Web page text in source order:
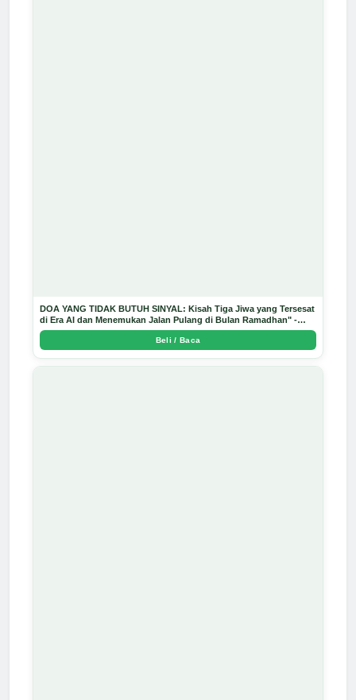
DOA YANG TIDAK BUTUH SINYAL: Kisah Tiga Jiwa yang Tersesat
di Era AI dan Menemukan Jalan Pulang di Bulan Ramadhan" -
Arda Dinata
Beli / Baca